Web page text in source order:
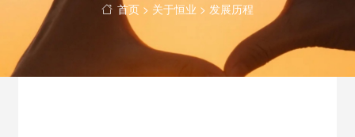
 首页 > 关于恒业 > 发展历程